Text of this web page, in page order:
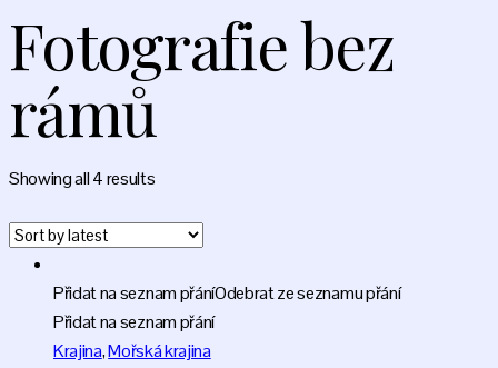
Fotografie bez
rámů
Showing all 4 results
Přidat na seznam přáníOdebrat ze seznamu přání
Přidat na seznam přání
Krajina,Mořská krajina